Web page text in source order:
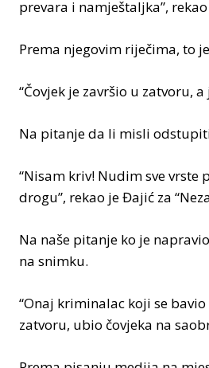
prevara i namještaljka”,
Prema njegovim riječima, to
“Čovjek je završio u zatvoru,
Na pitanje da li misli
“Nisam kriv! Nudim sve
drogu”, rekao je Đajić za
Na naše pitanje ko je
na snimku.
“Onaj kriminalac koji se
zatvoru, ubio čovjeka na